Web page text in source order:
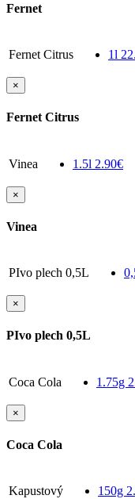
Fernet
Fernet Citrus 1l
×
Fernet Citrus
Vinea 1.5l 2.90€
×
Vinea
PIvo plech 0,5L
×
PIvo plech 0,5L
Coca Cola 1.75g
×
Coca Cola
Kapustový 150g